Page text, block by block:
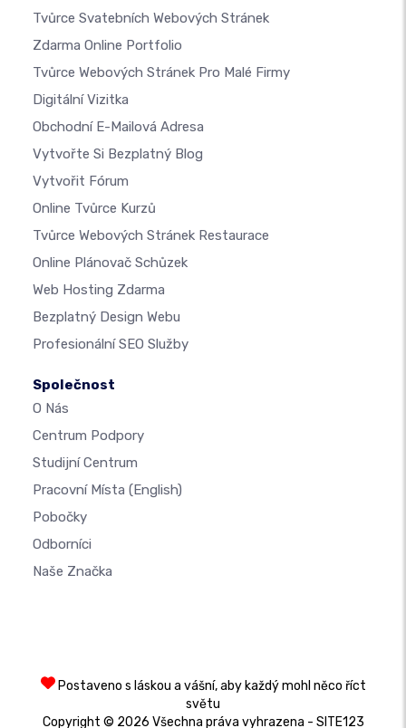
Tvůrce Svatebních Webových Stránek
Zdarma Online Portfolio
Tvůrce Webových Stránek Pro Malé Firmy
Digitální Vizitka
Obchodní E-Mailová Adresa
Vytvořte Si Bezplatný Blog
Vytvořit Fórum
Online Tvůrce Kurzů
Tvůrce Webových Stránek Restaurace
Online Plánovač Schůzek
Web Hosting Zdarma
Bezplatný Design Webu
Profesionální SEO Služby
Společnost
O Nás
Centrum Podpory
Studijní Centrum
Pracovní Místa (English)
Pobočky
Odborníci
Naše Značka
Postaveno s láskou a vášní, aby každý mohl něco říct
světu
Copyright © 2026 Všechna práva vyhrazena - SITE123